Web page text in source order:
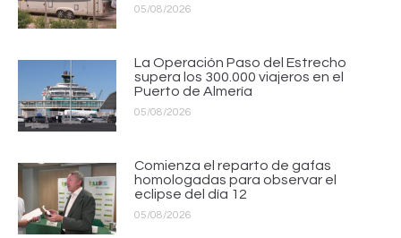
05/08/2026
La Operación Paso del Estrecho
supera los 300.000 viajeros en el
Puerto de Almería
05/08/2026
Comienza el reparto de gafas
homologadas para observar el
eclipse del día 12
05/08/2026